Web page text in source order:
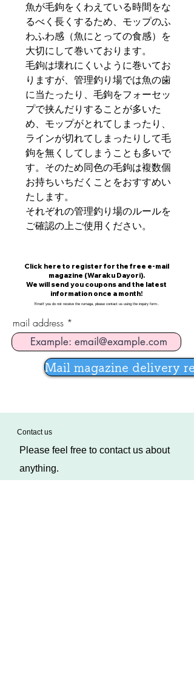
魚が毛鉤をくわえている時間をな
るべく長くするため、モップのふ
わふわ感（魚にとっての食感）を
大切にして巻いております。
毛鉤は壊れにくいように巻いてお
りますが、管理釣り場では魚の歯
に当たったり、毛鉤をフォーセッ
プで挟んだりすることが多いた
め、モップがとれてしまったり、
ラインが切れてしまったりして毛
鉤を無くしてしまうことも多いで
す。そのため同色の毛鉤は複数個
お持ちいちだくことをおすすめい
たします。
それぞれの管理釣り場のルールを
ご確認の上ご使用ください。
​Click here to register for the free e-mail
magazine (Waraku Dayori).
We will send you coupons and the latest
information once a month!
​※meIf you do not receive the rumaga, please contact us using the inquiry form.
mail address
Mail magazine delivery
​Contact us
Please feel free to contact us about
anything.